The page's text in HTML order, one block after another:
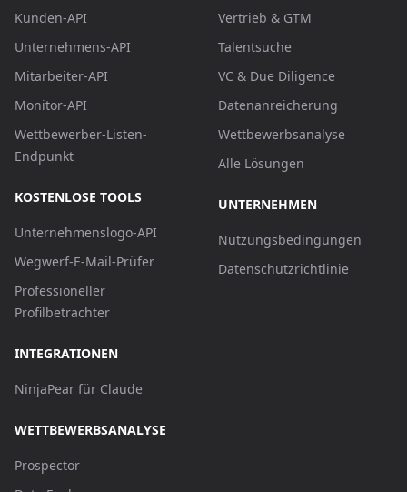
Kunden-API
Unternehmens-API
Mitarbeiter-API
Monitor-API
Wettbewerber-Listen-
Endpunkt
KOSTENLOSE TOOLS
Unternehmenslogo-API
Wegwerf-E-Mail-Prüfer
Professioneller
Profilbetrachter
INTEGRATIONEN
NinjaPear für Claude
WETTBEWERBSANALYSE
Prospector
Vertrieb & GTM
Talentsuche
VC & Due Diligence
Datenanreicherung
Wettbewerbsanalyse
Alle Lösungen
UNTERNEHMEN
Nutzungsbedingungen
Datenschutzrichtlinie